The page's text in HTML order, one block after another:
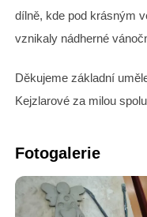
dílně, kde pod krásným
vznikaly nádherné
Děkujeme základní
Kejzlarové za milou
Fotogalerie